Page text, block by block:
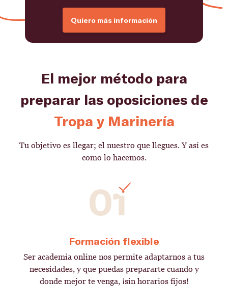
Quiero más información
El mejor método para
preparar las oposiciones de
Tropa y Marinería
Tu objetivo es llegar; el nuestro que llegues. Y así es
como lo hacemos.
01
Formación flexible
Ser academia online nos permite adaptarnos a tus
necesidades, y que puedas prepararte cuando y
donde mejor te venga, ¡sin horarios fijos!